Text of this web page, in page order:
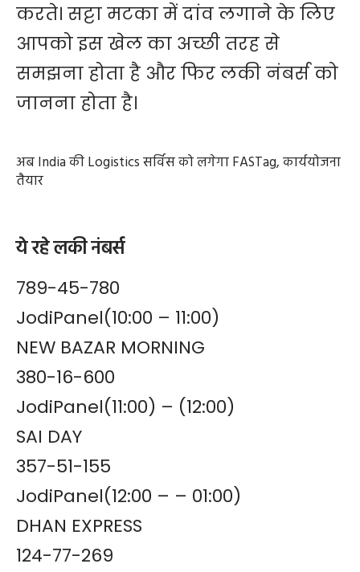
करते। सट्टा मटका में दांव लगाने के लिए
आपको इस खेल का अच्छी तरह से
समझना होता है और फिर लकी नंबर्स को
जानना होता है।
अब India की Logistics सर्विस को लगेगा FASTag, कार्ययोजना
तैयार
ये रहे लकी नंबर्स
789-45-780
JodiPanel(10:00 – 11:00)
NEW BAZAR MORNING
380-16-600
JodiPanel(11:00) – (12:00)
SAI DAY
357-51-155
JodiPanel(12:00 – – 01:00)
DHAN EXPRESS
124-77-269